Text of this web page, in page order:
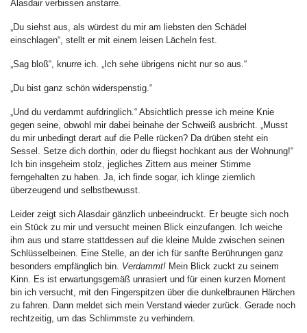
Alasdair verbissen anstarre.
„Du siehst aus, als würdest du mir am liebsten den Schädel
einschlagen“, stellt er mit einem leisen Lächeln fest.
„Sag bloß“, knurre ich. „Ich sehe übrigens nicht nur so aus.“
„Du bist ganz schön widerspenstig.“
„Und du verdammt aufdringlich.“ Absichtlich presse ich meine Knie
gegen seine, obwohl mir dabei beinahe der Schweiß ausbricht. „Musst
du mir unbedingt derart auf die Pelle rücken? Da drüben steht ein
Sessel. Setze dich dorthin, oder du fliegst hochkant aus der Wohnung!“
Ich bin insgeheim stolz, jegliches Zittern aus meiner Stimme
ferngehalten zu haben. Ja, ich finde sogar, ich klinge ziemlich
überzeugend und selbstbewusst.
Leider zeigt sich Alasdair gänzlich unbeeindruckt. Er beugte sich noch
ein Stück zu mir und versucht meinen Blick einzufangen. Ich weiche
ihm aus und starre stattdessen auf die kleine Mulde zwischen seinen
Schlüsselbeinen. Eine Stelle, an der ich für sanfte Berührungen ganz
besonders empfänglich bin. Verdammt! Mein Blick zuckt zu seinem
Kinn. Es ist erwartungsgemäß unrasiert und für einen kurzen Moment
bin ich versucht, mit den Fingerspitzen über die dunkelbraunen Härchen
zu fahren. Dann meldet sich mein Verstand wieder zurück. Gerade noch
rechtzeitig, um das Schlimmste zu verhindern.